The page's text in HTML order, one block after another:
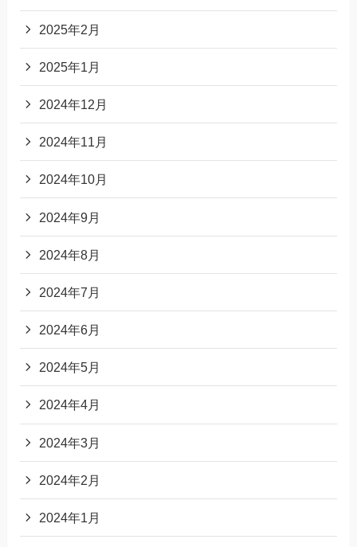
2025年2月
2025年1月
2024年12月
2024年11月
2024年10月
2024年9月
2024年8月
2024年7月
2024年6月
2024年5月
2024年4月
2024年3月
2024年2月
2024年1月